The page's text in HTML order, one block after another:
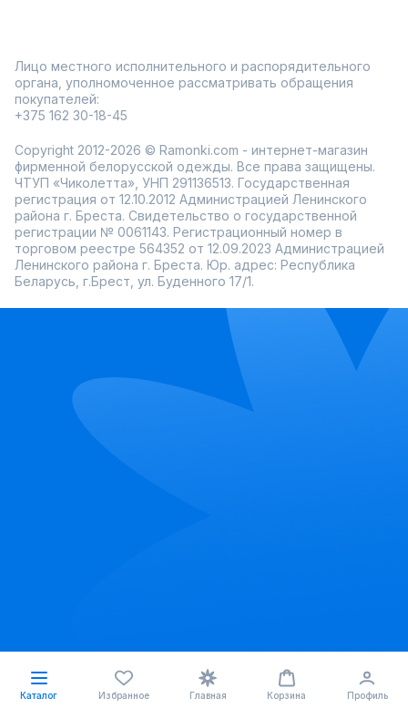
плотная и мягкая фактура;
универсальные фасоны на каждый день;
актуальные сезонные оттенки;
возможность заказа в розницу и оптом.
примерка перед покупкой помогает выбрать подходящую
модель без лишних сомнений.
Лицо местного исполнительного и распорядительного
органа, уполномоченное рассматривать обращения
покупателей:
+375 162 30-18-45
Copyright 2012-2026 © Ramonki.com - интернет-магазин
фирменной белорусской одежды. Все права защищены.
ЧТУП «Чиколетта», УНП 291136513. Государственная
регистрация от 12.10.2012 Администрацией Ленинского
района г. Бреста. Свидетельство о государственной
регистрации № 0061143. Регистрационный номер в
торговом реестре 564352 от 12.09.2023 Администрацией
Ленинского района г. Бреста. Юр. адрес: Республика
Беларусь, г.Брест, ул. Буденного 17/1.
Каталог Избранное Главная Корзина Профиль